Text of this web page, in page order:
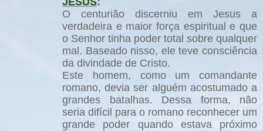
O centurião discerniu em Jesus a
verdadeira e maior força espiritual e que
o Senhor tinha poder total sobre qualquer
mal. Baseado nisso, ele teve consciência
da divindade de Cristo.
Este homem, como um comandante
romano, devia ser alguém acostumado a
grandes batalhas. Dessa forma, não
seria difícil para o romano reconhecer um
grande poder quando estava próximo